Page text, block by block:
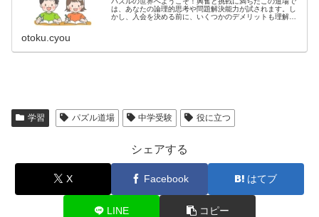
は、あなたの論理的思考や問題解決能力が試されます。し
かし、入会を決める前に、いくつかのデメリットも理解し
otoku.cyou
学習 パズル道場 中学受験 役に立つ
シェアする
X Facebook はてブ
LINE コピー